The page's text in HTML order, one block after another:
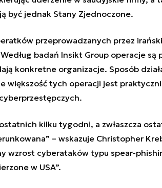
być jednak Stany Zjednoczone.
przeprowadzanych przez
badań Insikt Group operacje
konkretne organizacje. Sposób
większość tych operacji jest
kilku tygodni, a zwłaszcza
– wskazuje Christopher
wzrost cyberataków typu spear-
w USA”.